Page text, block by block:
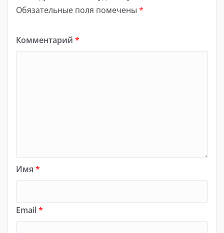
Обязательные поля помечены *
Комментарий *
Имя *
Email*